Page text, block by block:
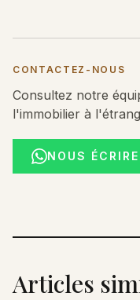
CONTACTEZ-NOUS
Consultez notre
l'immobilier à
NOUS
Articles